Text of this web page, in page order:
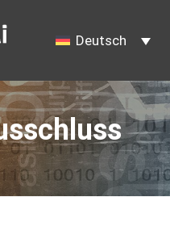
Deutsch